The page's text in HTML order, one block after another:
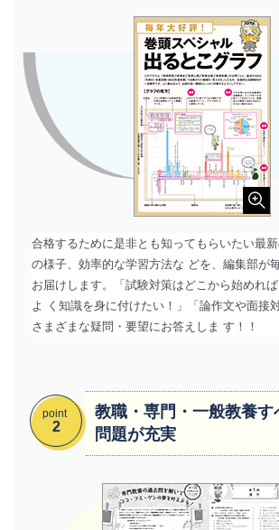
合格するために是非とも知ってもらいたい最
の様子、効率的な学習方法な どを、編集部が
お届けします。「試験対策はどこから始めれ
よ く知識を身に付けたい！」「論作文や面接
さまざまな疑問・要望にお答えしま す！！
point
2
教職・専門・一般教養す
問題が充実